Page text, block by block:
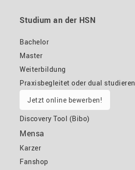
Studium an der HSN
Bachelor
Master
Weiterbildung
Praxisbegleitet oder dual studieren
Jetzt online bewerben!
Discovery Tool (Bibo)
Mensa
Karzer
Fanshop